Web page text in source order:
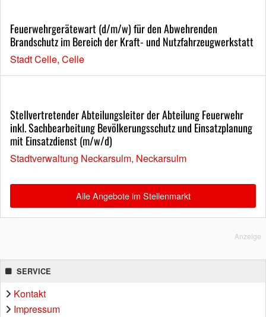
Feuerwehrgerätewart (d/m/w) für den Abwehrenden
Brandschutz im Bereich der Kraft- und Nutzfahrzeugwerkstatt
Stadt Celle, Celle
Stellvertretender Abteilungsleiter der Abteilung Feuerwehr
inkl. Sachbearbeitung Bevölkerungsschutz und Einsatzplanung
mit Einsatzdienst (m/w/d)
Stadtverwaltung Neckarsulm, Neckarsulm
Alle Angebote im Stellenmarkt
Anzeige
SERVICE
Kontakt
Impressum